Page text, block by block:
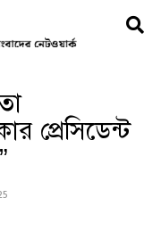
প্রেসিডেন্ট